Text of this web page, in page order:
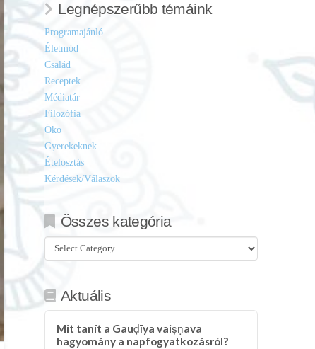
Legnépszerűbb témáink
Programajánló
Életmód
Család
Receptek
Médiatár
Filozófia
Öko
Gyerekeknek
Ételosztás
Kérdések/Válaszok
Összes kategória
Összes
kategória
Aktuális
Mit tanít a Gauḍīya vaiṣṇava
hagyomány a napfogyatkozásról?